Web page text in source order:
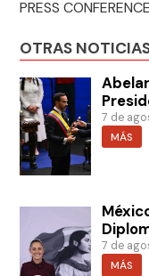
PRESS
OTRAS
7 de
MÁS
7 de
MÁS